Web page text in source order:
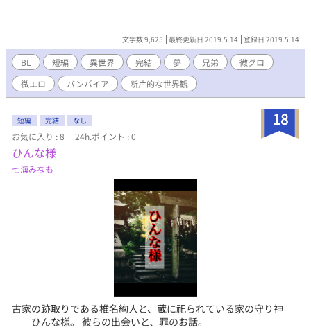
文字数 9,625 最終更新日 2019.5.14 登録日 2019.5.14
BL 短編 異世界 完結 夢 兄弟
微グロ
微エロ
バンパイア 断片的な世界観
18
短編 完結 なし
お気に入り : 8 24h.ポイント : 0
ひんな様
七海みなも
古家の跡取りである椎名絢人と、蔵に祀られている家の守り神
——ひんな様。 彼らの出会いと、罪のお話。